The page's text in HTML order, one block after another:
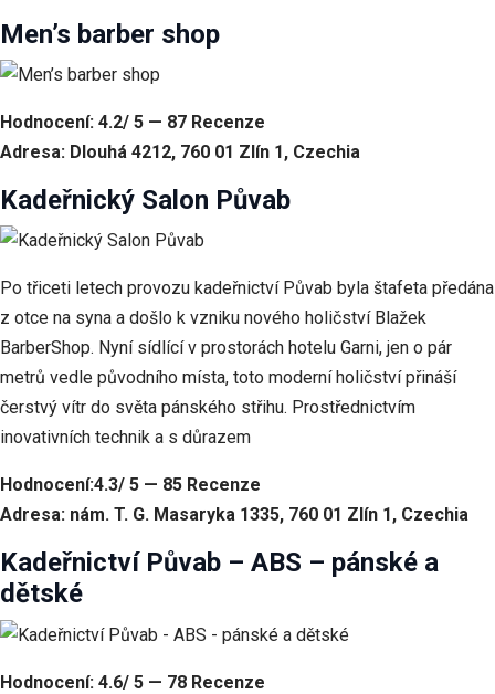
Men’s barber shop
Hodnocení: 4.2/ 5 — 87 Recenze
Adresa: Dlouhá 4212, 760 01 Zlín 1, Czechia
Kadeřnický Salon Půvab
Po třiceti letech provozu kadeřnictví Půvab byla štafeta předána
z otce na syna a došlo k vzniku nového holičství Blažek
BarberShop. Nyní sídlící v prostorách hotelu Garni, jen o pár
metrů vedle původního místa, toto moderní holičství přináší
čerstvý vítr do světa pánského střihu. Prostřednictvím
inovativních technik a s důrazem
Hodnocení:4.3/ 5 — 85 Recenze
Adresa: nám. T. G. Masaryka 1335, 760 01 Zlín 1, Czechia
Kadeřnictví Půvab – ABS – pánské a
dětské
Hodnocení: 4.6/ 5 — 78 Recenze